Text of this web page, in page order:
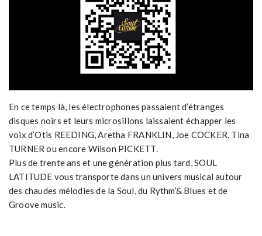
En ce temps là, les électrophones passaient d’étranges
disques noirs et leurs microsillons laissaient échapper les
voix d’Otis REEDING, Aretha FRANKLIN, Joe COCKER, Tina
TURNER ou encore Wilson PICKETT.
Plus de trente ans et une génération plus tard, SOUL
LATITUDE vous transporte dans un univers musical autour
des chaudes mélodies de la Soul, du Rythm’& Blues et de
Groove music.